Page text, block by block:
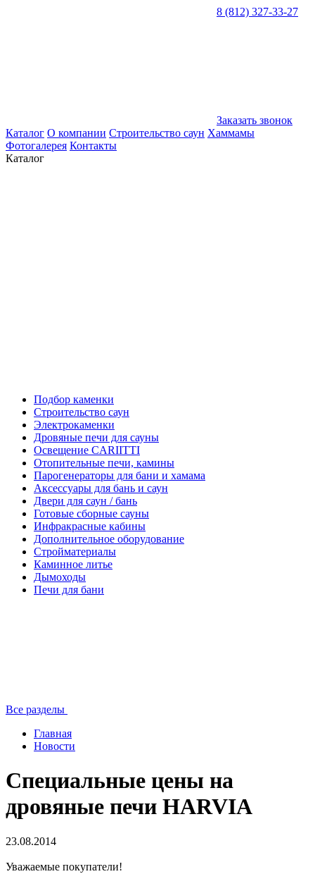
8 (812) 327-33-27
Заказать звонок
Каталог О компании Строительство саун Хаммамы
Фотогалерея Контакты
Каталог
Подбор каменки
Строительство саун
Электрокаменки
Дровяные печи для сауны
Освещение CARIITTI
Отопительные печи, камины
Парогенераторы для бани и хамама
Аксессуары для бань и саун
Двери для саун / бань
Готовые сборные сауны
Инфракрасные кабины
Дополнительное оборудование
Стройматериалы
Каминное литье
Дымоходы
Печи для бани
Все разделы
Главная
Новости
Специальные цены на
дровяные печи HARVIA
23.08.2014
Уважаемые покупатели!